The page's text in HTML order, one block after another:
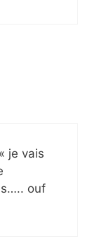
je vais
ouf